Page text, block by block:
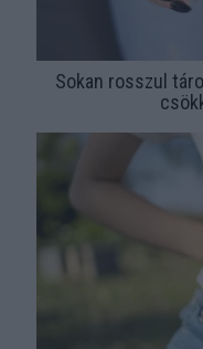
Sokan rosszul